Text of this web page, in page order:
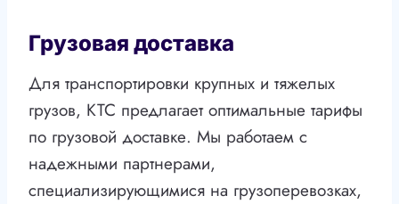
Грузовая доставка
Для транспортировки крупных и тяжелых
грузов, КТС предлагает оптимальные тарифы
по грузовой доставке. Мы работаем с
надежными партнерами,
специализирующимися на грузоперевозках,